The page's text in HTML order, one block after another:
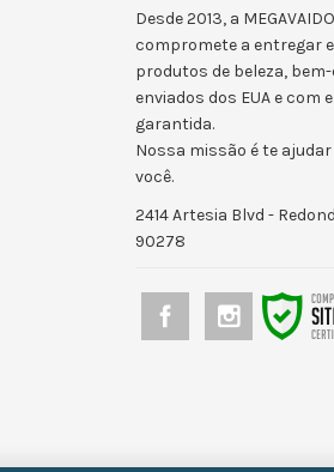
Desde 2013, a
compromete a entregar
produtos de beleza,
enviados dos EUA e com
garantida.
Nossa missão é te
você.
2414 Artesia Blvd -
90278